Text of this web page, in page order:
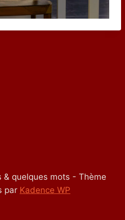
quelques mots - Thème
par Kadence WP